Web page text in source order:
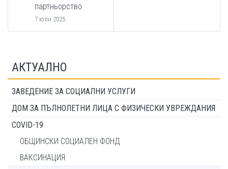
партньорство
7 юли 2025
АКТУАЛНО
ЗАВЕДЕНИЕ ЗА СОЦИАЛНИ УСЛУГИ
ДОМ ЗА ПЪЛНОЛЕТНИ ЛИЦА С ФИЗИЧЕСКИ УВРЕЖДАНИЯ
COVID-19
ОБЩИНСКИ СОЦИАЛЕН ФОНД
ВАКСИНАЦИЯ